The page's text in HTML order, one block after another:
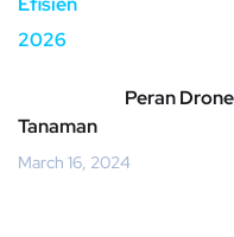
Peran
Tanaman
March 16, 2024